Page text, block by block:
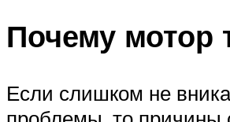
Почему мотор
Если слишком не